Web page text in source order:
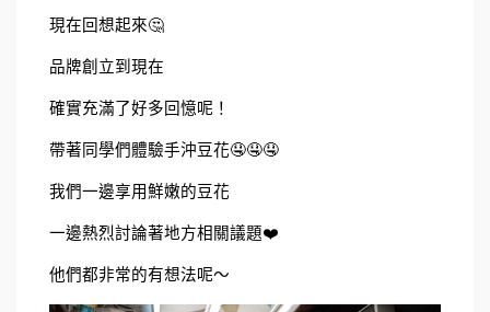
現在回想起來🤔
品牌創立到現在
確實充滿了好多回憶呢！
帶著同學們體驗手沖豆花🤤🤤🤤
我們一邊享用鮮嫩的豆花
一邊熱烈討論著地方相關議題❤️
他們都非常的有想法呢～